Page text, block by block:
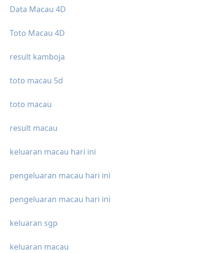
Data Macau 4D
Toto Macau 4D
result kamboja
toto macau 5d
toto macau
result macau
keluaran macau hari ini
pengeluaran macau hari ini
pengeluaran macau hari ini
keluaran sgp
keluaran macau